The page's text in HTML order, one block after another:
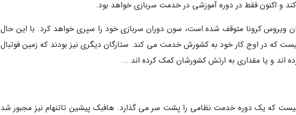
ویروس کرونا متوقف شده است، سون دوران سربازی خود را سپری خواهد کرد. با این حال
نیست که در اوج کار خود به کشورش خدمت می کند. ستارگان دیگری نیز بودند که زمین فوتبال
اند و یا مقداری به ارتش کشورشان کمک کرده اند ...
که یک دوره خدمت نظامی را پشت سر می گذارد. هافبک پیشین تاتنهام نیز مجبور شد